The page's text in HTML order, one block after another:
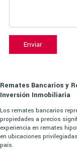
Enviar
Remates Bancarios y
Inversión Inmobiliaria
Los remates bancarios
propiedades a precios
experiencia en remates
en ubicaciones
país.